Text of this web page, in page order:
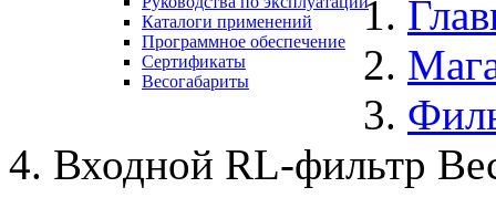
Каталоги применений
Программное обеспечение
Сертификаты
Весогабариты
Входной RL-фильтр